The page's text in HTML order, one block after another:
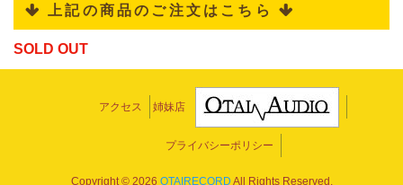
 上記の商品のご注文はこちら 
SOLD OUT
アクセス 姉妹店
プライバシーポリシー
Copyright © 2026 OTAIRECORD All Rights Reserved.